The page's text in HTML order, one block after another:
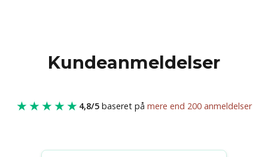
Kundeanmeldelser
★★★★★ 4,8/5 baseret på mere end 200 anmeldelser